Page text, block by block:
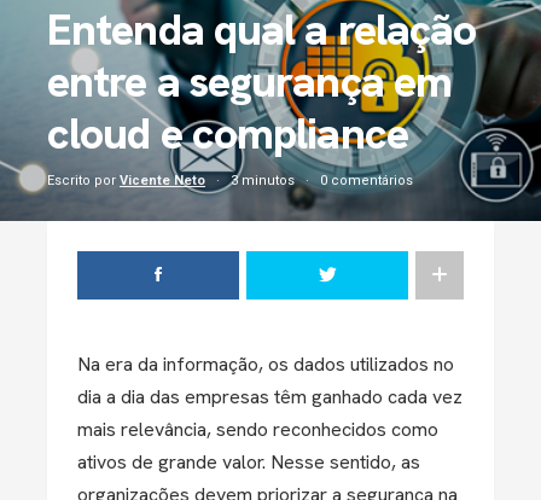
Entenda qual a relação
entre a segurança em
cloud e compliance
Escrito por Vicente Neto 3 minutos 0 comentários
Na era da informação, os dados utilizados no
dia a dia das empresas têm ganhado cada vez
mais relevância, sendo reconhecidos como
ativos de grande valor. Nesse sentido, as
organizações devem priorizar a segurança na